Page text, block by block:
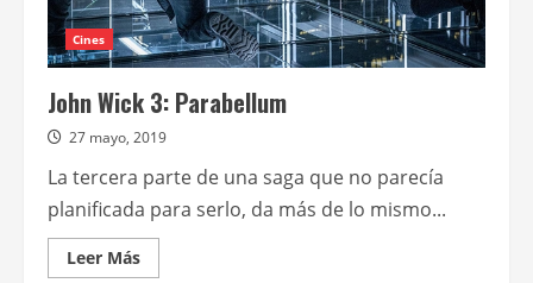
away
with
murder
Cines
John Wick 3: Parabellum
27 mayo, 2019
La tercera parte de una saga que no parecía
planificada para serlo, da más de lo mismo...
Leer MásLeer
más